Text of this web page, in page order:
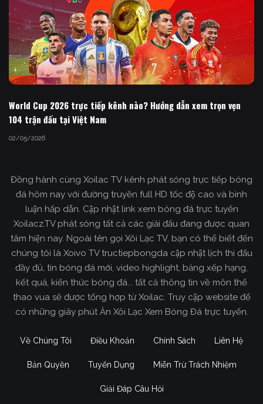
World Cup 2026 trực tiếp kênh nào? Hướng dẫn xem trọn vẹn
104 trận đấu tại Việt Nam
02/05/2026
Đồng hành cùng Xoilac TV kênh phát sóng trực tiếp bóng
đá hôm nay với đường truyền full HD tốc độ cao và bình
luận hấp dẫn. Cập nhật link xem bóng đá trực tuyến
Xoilacz.TV phát sóng tất cả các giải đấu đang được quan
tâm hiện nay. Ngoài tên gọi Xôi Lạc TV, bạn có thể biết đến
chúng tôi là Xoivo TV tructiepbongda cập nhật lịch thi đấu
đầy đủ, tin bóng đá mới, video highlight, bảng xếp hạng,
kết quả, kiến thức bóng đá... tất cả thông tin về môn thể
thao vua sẽ được tổng hợp từ Xoilac. Truy cập website để
có những giây phút Ăn Xôi Lạc Xem Bóng Đá trực tuyến.
Về Chúng Tôi Điều Khoản Chính Sách Liên Hệ
Bản Quyền Tuyển Dụng Miễn Trừ Trách Nhiệm
Giải Đáp Câu Hỏi